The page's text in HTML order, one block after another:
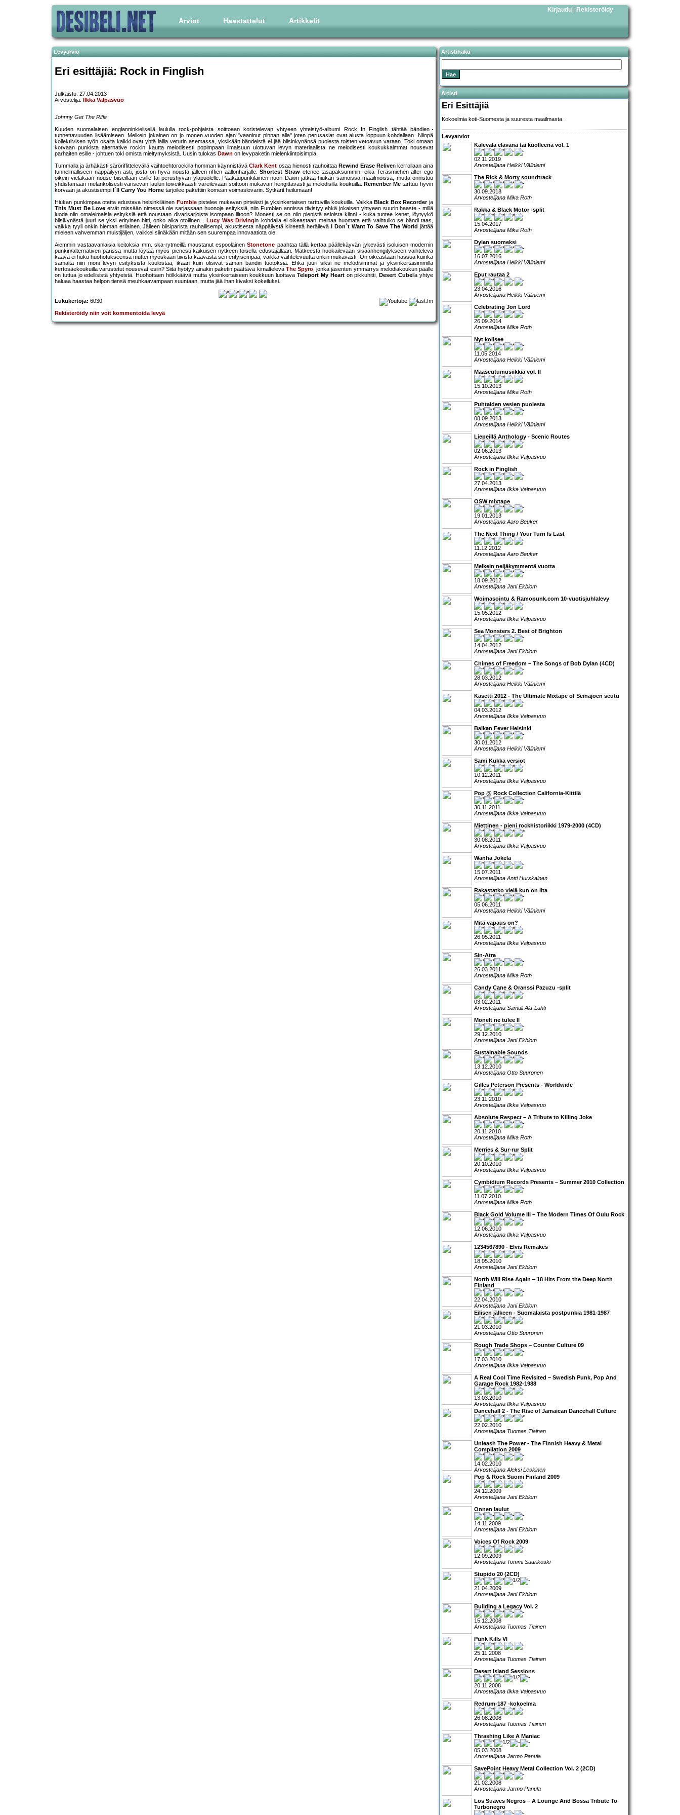
Arviot Haastattelut Artikkelit
Kirjaudu | Rekisteröidy
Levyarvio
Eri esittäjiä: Rock in Finglish
Julkaistu: 27.04.2013
Arvostelija:
Ilkka Valpasvuo
Johnny Get The Rifle
Kuuden suomalaisen englanninkielisellä laululla rock-pohjaista soittoaan koristelevan yhtyeen yhteistyö-albumi Rock In Finglish tähtää bändien
tunnettavuuden lisäämiseen. Melkein jokainen on jo monen vuoden ajan "vaaninut pinnan alla" joten perusasiat ovat alusta loppuun kohdallaan. Niinpä
kollektiivisen työn osalta kaikki ovat yhtä lailla veturin asemassa, yksikään bändeistä ei jää biisinkynänsä puolesta toisten vetoavun varaan. Toki omaan
korvaan punkista alternative rockin kautta melodisesti popimpaan ilmaisuun ulottuvan levyn materiaalista ne melodisesti koukukkaimmat nousevat
parhaiten esille - johtuen toki omista mieltymyksistä. Uusin tulokas Dawn on levypaketin mielenkiintoisimpia.
Tummalla ja ärhäkästi säröriffittelevällä vaihtoehtorockilla homman käynnistäväClark Kent osaa hienosti rauhoittaa Rewind Erase Reliven kerrollaan aina
tunnelmalliseen näppäilyyn asti, josta on hyvä nousta jälleen riffien aallonharjalle.Shortest Straw etenee tasapaksummin, eikä Teräsmiehen alter ego
oikein vieläkään nouse biiseillään esille tai perushyvän yläpuolelle. Pääkaupunkilainen nuori Dawn jatkaa hiukan samoissa maailmoissa, mutta onnistuu
yhdistämään melankolisesti värisevän laulun toiveikkaasti väreilevään soittoon mukavan hengittävästi ja melodisilla koukuilla. Remenber Metarttuu hyvin
korvaan ja akustisempi I´ll Carry You Home tarjoilee pakettiin komean voimaslovarin. Sytkärit heilumaan!
Hiukan punkimpaa otetta edustava helsinkiläinen Fumblepistelee mukavan pirteästi ja yksinkertaisen tarttuvilla koukuilla. Vaikka Black Box Recorderja
This Must Be Love eivät missään nimessä ole sarjassaan huonoja esityksiä, niin Fumblen annissa tiivistyy ehkä jokaisen yhtyeen suurin haaste - millä
luoda niin omaleimaisia esityksiä että noustaan divarisarjoista isompaan liitoon? Monesti se on niin pienistä asioista kiinni - kuka tuntee kenet, löytyykö
biisikynästä juuri se yksi erityinen hitti, onko aika otollinen... Lucy Was Drivingin kohdalla ei oikeastaan meinaa huomata että vaihtuiko se bändi taas,
vaikka tyyli onkin hieman erilainen. Jälleen biisiparista rauhallisempi, akustisesta näppäilystä kiireettä heräilevä
I Don´t Want To Save The World jättää
mieleen vahvemman muistijäljen, vaikkei siinäkään mitään sen suurempaa innovaatiota ole.
Aiemmin vastaavanlaisia keitoksia mm. ska-rytmeillä maustanut espoolainenStonetone paahtaa tällä kertaa päällekäyvän jykevästi isoluisen modernin
punkin/alternativen parissa mutta löytää myös pienesti kaikuisen nytkeen toisella edustajallaan. Mätkeestä huokailevaan sisäänhengitykseen vaihteleva
kaava ei huku huohotukseensa muttei myöskään tiivistä kaavasta sen erityisempää, vaikka vaihtelevuutta onkin mukavasti. On oikeastaan hassua kuinka
samalta niin moni levyn esityksistä kuulostaa, ikään kuin olisivat saman bändin tuotoksia. Ehkä juuri siksi ne melodisimmat ja yksinkertaisimmilla
kertosäekoukuilla varustetut nousevat esiin? Siitä hyötyy ainakin paketin päättävä kimalteleva The Spyro, jonka jäsenten ymmärrys melodiakoukun päälle
on tuttua jo edellisistä yhtyeistä. Huohottaen hölkkäävä mutta yksinkertaiseen koukkuun luottavaTeleport My Hearton pikkuhitti, Desert Cube lla yhtye
haluaa haastaa helpon tiensä meuhkaavampaan suuntaan, mutta jää ihan kivaksi kokeiluksi.
Lukukertoja: 6030
Rekisteröidy niin voit kommentoida levyä
Artistihaku
Artisti
Eri Esittäjiä
Kokoelmia koti-Suomesta ja suuresta maailmasta.
Levyarviot
Kalevala elävänä tai kuolleena vol. 1
02.11.2019
Arvostelijana Heikki Väliniemi
The Rick & Morty soundtrack
30.09.2018
Arvostelijana Mika Roth
Rakka & Black Motor -split
15.04.2017
Arvostelijana Mika Roth
Dylan suomeksi
16.07.2016
Arvostelijana Heikki Väliniemi
Eput rautaa 2
23.04.2016
Arvostelijana Heikki Väliniemi
Celebrating Jon Lord
26.09.2014
Arvostelijana Mika Roth
Nyt kolisee
11.05.2014
Arvostelijana Heikki Väliniemi
Maaseutumusiikkia vol. II
15.10.2013
Arvostelijana Mika Roth
Puhtaiden vesien puolesta
08.09.2013
Arvostelijana Heikki Väliniemi
Liepeillä Anthology - Scenic Routes
02.06.2013
Arvostelijana Ilkka Valpasvuo
Rock in Finglish
27.04.2013
Arvostelijana Ilkka Valpasvuo
OSW mixtape
19.01.2013
Arvostelijana Aaro Beuker
The Next Thing / Your Turn Is Last
11.12.2012
Arvostelijana Aaro Beuker
Melkein neljäkymmentä vuotta
18.09.2012
Arvostelijana Jani Ekblom
Woimasointu & Ramopunk.com 10-vuotisjuhlalevy
15.05.2012
Arvostelijana Ilkka Valpasvuo
Sea Monsters 2. Best of Brighton
14.04.2012
Arvostelijana Jani Ekblom
Chimes of Freedom – The Songs of Bob Dylan (4CD)
28.03.2012
Arvostelijana Heikki Väliniemi
Kasetti 2012 - The Ultimate Mixtape of Seinäjoen seutu
04.03.2012
Arvostelijana Ilkka Valpasvuo
Balkan Fever Helsinki
30.01.2012
Arvostelijana Heikki Väliniemi
Sami Kukka versiot
10.12.2011
Arvostelijana Ilkka Valpasvuo
Pop @ Rock Collection California-Kittilä
30.11.2011
Arvostelijana Ilkka Valpasvuo
Miettinen - pieni rockhistoriikki 1979-2000 (4CD)
30.08.2011
Arvostelijana Ilkka Valpasvuo
Wanha Jokela
15.07.2011
Arvostelijana Antti Hurskainen
Rakastatko vielä kun on ilta
05.06.2011
Arvostelijana Heikki Väliniemi
Mitä vapaus on?
26.05.2011
Arvostelijana Ilkka Valpasvuo
Sin-Atra
26.03.2011
Arvostelijana Mika Roth
Candy Cane & Oranssi Pazuzu -split
03.02.2011
Arvostelijana Samuli Ala-Lahti
Monelt ne tulee II
29.12.2010
Arvostelijana Jani Ekblom
Sustainable Sounds
13.12.2010
Arvostelijana Otto Suuronen
Gilles Peterson Presents - Worldwide
23.11.2010
Arvostelijana Ilkka Valpasvuo
Absolute Respect – A Tribute to Killing Joke
20.11.2010
Arvostelijana Mika Roth
Merries & Sur-rur Split
20.10.2010
Arvostelijana Ilkka Valpasvuo
Cymbidium Records Presents – Summer 2010 Collection
11.07.2010
Arvostelijana Mika Roth
Black Gold Volume III – The Modern Times Of Oulu Rock
12.06.2010
Arvostelijana Ilkka Valpasvuo
1234567890 - Elvis Remakes
18.05.2010
Arvostelijana Jani Ekblom
North Will Rise Again ‒ 18 Hits From the Deep North
Finland
22.04.2010
Arvostelijana Jani Ekblom
Eilisen jälkeen - Suomalaista postpunkia 1981-1987
21.03.2010
Arvostelijana Otto Suuronen
Rough Trade Shops – Counter Culture 09
17.03.2010
Arvostelijana Ilkka Valpasvuo
A Real Cool Time Revisited – Swedish Punk, Pop And
Garage Rock 1982-1988
13.03.2010
Arvostelijana Ilkka Valpasvuo
Dancehall 2 - The Rise of Jamaican Dancehall Culture
22.02.2010
Arvostelijana Tuomas Tiainen
Unleash The Power - The Finnish Heavy & Metal
Compilation 2009
14.02.2010
Arvostelijana Aleksi Leskinen
Pop & Rock Suomi Finland 2009
24.12.2009
Arvostelijana Jani Ekblom
Onnen laulut
14.11.2009
Arvostelijana Jani Ekblom
Voices Of Rock 2009
12.09.2009
Arvostelijana Tommi Saarikoski
Stupido 20 (2CD)
21.04.2009
Arvostelijana Jani Ekblom
Building a Legacy Vol. 2
15.12.2008
Arvostelijana Tuomas Tiainen
Punk Kills VI
25.11.2008
Arvostelijana Tuomas Tiainen
Desert Island Sessions
20.11.2008
Arvostelijana Ilkka Valpasvuo
Redrum-187 -kokoelma
26.08.2008
Arvostelijana Tuomas Tiainen
Thrashing Like A Maniac
05.03.2008
Arvostelijana Jarmo Panula
SavePoint Heavy Metal Collection Vol. 2 (2CD)
21.02.2008
Arvostelijana Jarmo Panula
Los Suaves Negros – A Lounge And Bossa Tribute To
Turbonegro